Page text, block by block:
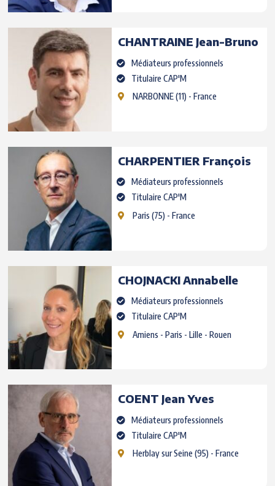
CHANTRAINE Jean-Bruno
Médiateurs professionnels
Titulaire CAP'M
NARBONNE(11) - France
CHARPENTIER François
Médiateurs professionnels
Titulaire CAP'M
Paris (75) - France
CHOJNACKIAnnabelle
Médiateurs professionnels
Titulaire CAP'M
Amiens - Paris - Lille - Rouen
COENT Jean Yves
Médiateurs professionnels
Titulaire CAP'M
Herblay sur Seine (95) - France